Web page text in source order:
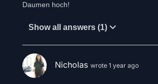
Daumen hoch!
Show all answers (1)
Nicholas wrote 1 year ago